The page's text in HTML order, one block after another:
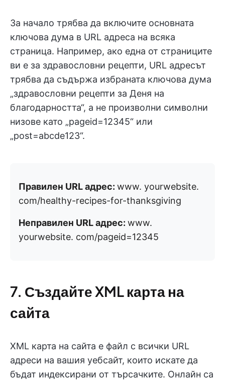
За начало трябва да включите основната
ключова дума в URL адреса на всяка
страница. Например, ако една от страниците
ви е за здравословни рецепти, URL адресът
трябва да съдържа избраната ключова дума
„здравословни рецепти за Деня на
благодарността“, а не произволни символни
низове като „pageid=12345“ или
„post=abcde123“.
Правилен URL адрес: www. yourwebsite.
com/healthy-recipes-for-thanksgiving
Неправилен URL адрес: www.
yourwebsite. com/pageid=12345
7. Създайте XML карта на
сайта
XML карта на сайта е файл с всички URL
адреси на вашия уебсайт, които искате да
бъдат индексирани от търсачките. Онлайн са